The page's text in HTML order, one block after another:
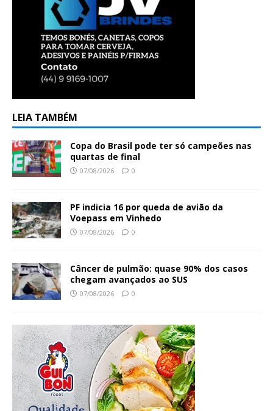
LEIA TAMBÉM
Copa do Brasil pode ter só campeões nas
quartas de final
07/08/2026 0
PF indicia 16 por queda de avião da
Voepass em Vinhedo
07/08/2026 0
Câncer de pulmão: quase 90% dos casos
chegam avançados ao SUS
07/08/2026 0